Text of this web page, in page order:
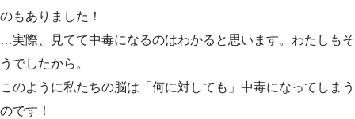
のもありました！
…実際、見てて中毒になるのはわかると思います。わたしもそ
うでしたから。
このように私たちの脳は「何に対しても」中毒になってしまう
のです！